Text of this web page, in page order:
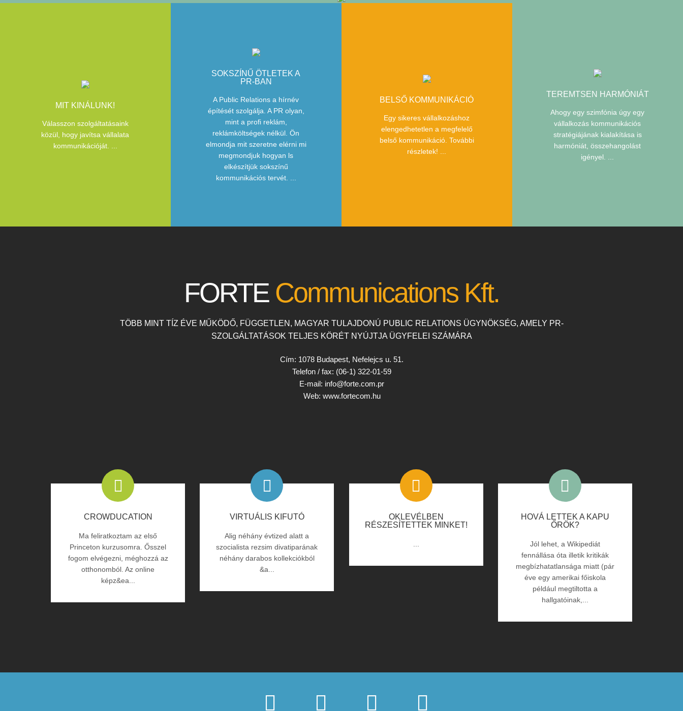
MIT KINÁLUNK!
Válasszon szolgáltatásaink
közül, hogy javítsa vállalata
kommunikációját. ...
SOKSZÍNŰ ÖTLETEK A
PR-BAN
A Public Relations a hírnév
építését szolgálja. A PR olyan,
mint a profi reklám,
reklámköltségek nélkül. Ön
elmondja mit szeretne elérni mi
megmondjuk hogyan ls
elkészítjük sokszínű
kommunikációs tervét. ...
BELSŐ KOMMUNIKÁCIÓ
Egy sikeres vállalkozáshoz
elengedhetetlen a megfelelő
belső kommunikáció. További
részletek! ...
TEREMTSEN HARMÓNIÁT
Ahogy egy szimfónia úgy egy
vállalkozás kommunikációs
stratégiájának kialakítása is
harmóniát, összehangolást
igényel. ...
FORTECommunications Kft.
TÖBB MINT TÍZ ÉVE MŰKÖDŐ, FÜGGETLEN, MAGYAR TULAJDONÚ PUBLIC RELATIONS ÜGYNÖKSÉG, AMELY PR-
SZOLGÁLTATÁSOK TELJES KÖRÉT NYÚJTJA ÜGYFELEI SZÁMÁRA
Cím: 1078 Budapest, Nefelejcs u. 51.
Telefon / fax: (06-1) 322-01-59
E-mail: info@forte.com.pr
Web: www.fortecom.hu
CROWDUCATION
Ma feliratkoztam az első
Princeton kurzusomra. Ősszel
fogom elvégezni, méghozzá az
otthonomból. Az online
képz&ea...
VIRTUÁLIS KIFUTÓ
Alig néhány évtized alatt a
szocialista rezsim divatiparának
néhány darabos kollekciókból
&a...
OKLEVÉLBEN
RÉSZESÍTETTEK MINKET!
HOVÁ LETTEK A KAPU
ŐRÖK?
Jól lehet, a Wikipediát
fennállása óta illetik kritikák
megbízhatatlansága miatt (pár
éve egy amerikai főiskola
például megtiltotta a
hallgatóinak,...
   